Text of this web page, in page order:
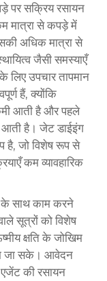
पर सक्रिय रसायन
मात्रा से कपड़े में
अधिक मात्रा से
जैसी समस्याएँ
लिए उपचार तापमान
हैं, क्योंकि
आती है और पहले
आती है। जेट डाईइंग
है, जो विशेष रूप से
कम व्यावहारिक
के साथ काम करने
सूत्रों को विशेष
क्षति के जोखिम
जा सके। आवेदन
एजेंट की रसायन